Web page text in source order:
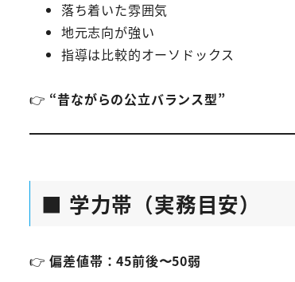
落ち着いた雰囲気
地元志向が強い
指導は比較的オーソドックス
👉 “昔ながらの公立バランス型”
■ 学力帯（実務目安）
👉偏差値帯：45前後〜50弱